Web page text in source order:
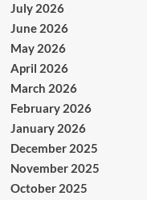
July 2026
June 2026
May 2026
April 2026
March 2026
February 2026
January 2026
December 2025
November 2025
October 2025